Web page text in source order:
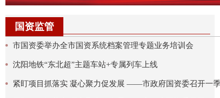
国资监管
市国资委举办全市国资系统档案管理专题业务培训会
沈阳地铁“东北超”主题车站+专属列车上线
紧盯项目抓落实 凝心聚力促发展 ——市政府国资委召开一